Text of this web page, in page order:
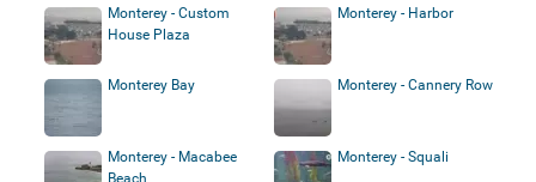
Monterey - Custom
House Plaza
Monterey - Harbor
Monterey Bay Monterey - Cannery Row
Monterey - Macabee
Beach
Monterey - Squali